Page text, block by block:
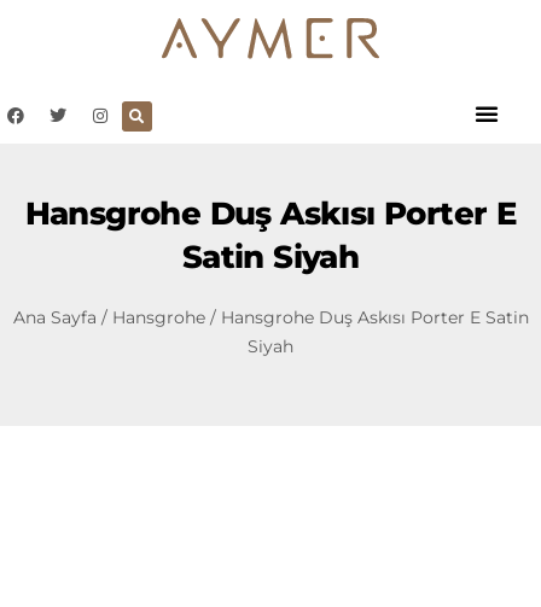
Hansgrohe Duş Askısı Porter E
Satin Siyah
Ana Sayfa / Hansgrohe/ Hansgrohe Duş Askısı Porter E Satin
Siyah